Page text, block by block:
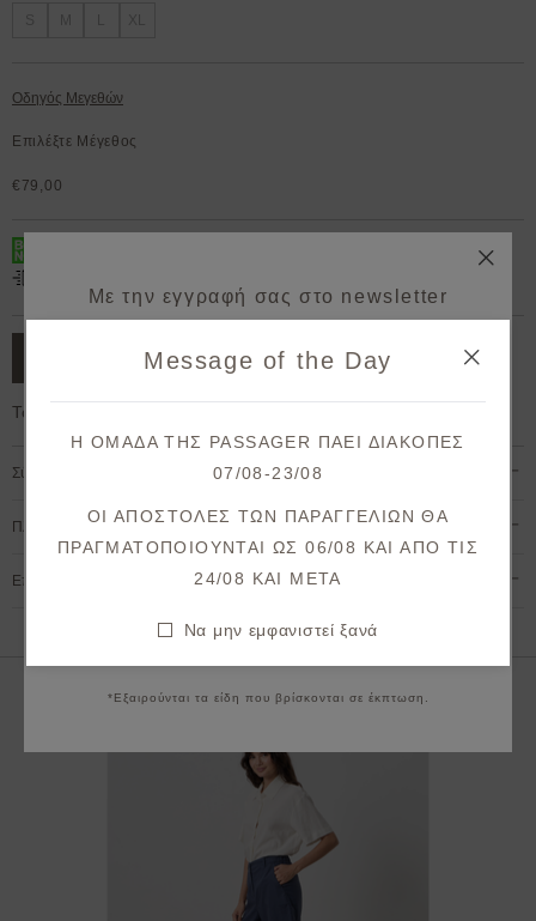
Οδηγός Μεγεθών
Επιλέξτε Μέγεθος
€79,00
ΠΡΟΣΘΗΚΗ ΣΤΟ ΚΑΛΑΘΙ
Το μοντέλο έχει ύψος 1,78cm και φοράει S
Σύνθεση & Φροντίδα
Πληρωμή & Αποστολή
Επιστροφές & Ακυρώσεις
Με την εγγραφή σας στο newsletter
στην πρώτη σας παραγγελία!
παραλαβές & μοναδικές προσφορές.
Συμφωνώ με τους όρους και προϋποθέσεις
*Εξαιρούνται τα είδη που βρίσκονται σε έκπτωση.
Message of the Day
Η ΟΜΑΔΑ ΤΗΣ PASSAGER ΠΑΕΙ ΔΙΑΚΟΠΕΣ
07/08-23/08
ΟΙ ΑΠΟΣΤΟΛΕΣ ΤΩΝ ΠΑΡΑΓΓΕΛΙΩΝ ΘΑ
ΠΡΑΓΜΑΤΟΠΟΙΟΥΝΤΑΙ ΩΣ 06/08 ΚΑΙ ΑΠΟ ΤΙΣ
24/08 KAI META
Να μην εμφανιστεί ξανά